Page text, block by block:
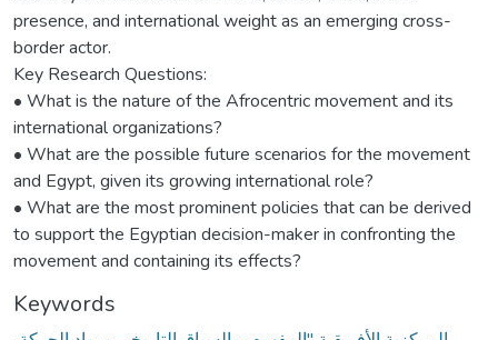
presence, and international weight as an emerging cross-
border actor.
Key Research Questions:
• What is the nature of the Afrocentric movement and its
international organizations?
• What are the possible future scenarios for the movement
and Egypt, given its growing international role?
• What are the most prominent policies that can be derived
to support the Egyptian decision-maker in confronting the
movement and containing its effects?
Keywords